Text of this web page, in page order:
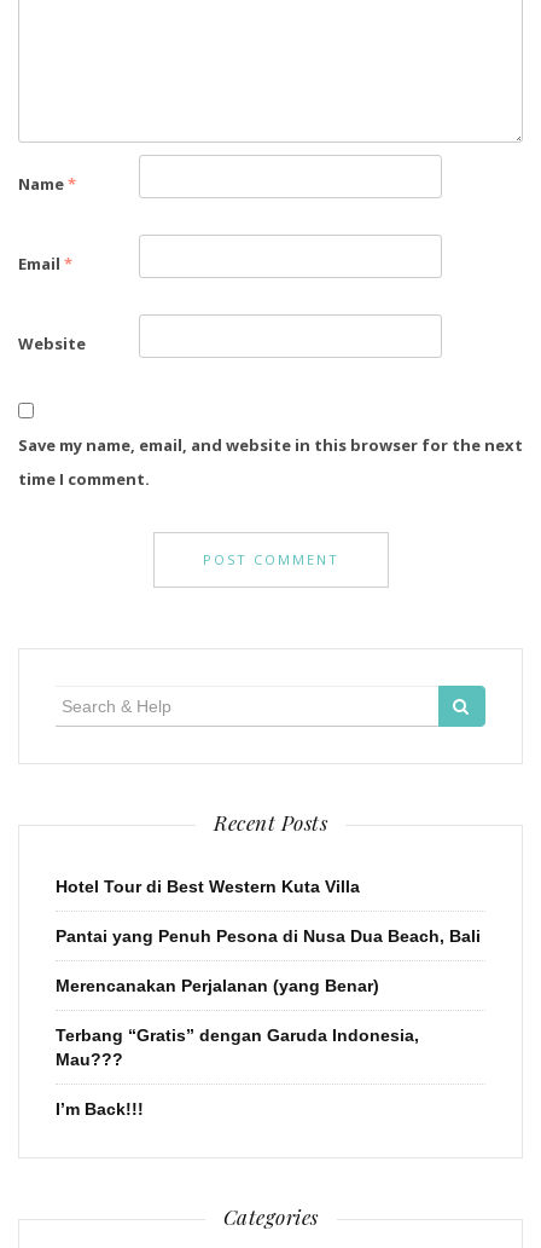
Name*
Email *
Website
Save my name, email, and website in this browser for the next
time I comment.
Recent Posts
Hotel Tour di Best Western Kuta Villa
Pantai yang Penuh Pesona di Nusa Dua Beach, Bali
Merencanakan Perjalanan (yang Benar)
Terbang “Gratis” dengan Garuda Indonesia,
Mau???
I’m Back!!!
Categories